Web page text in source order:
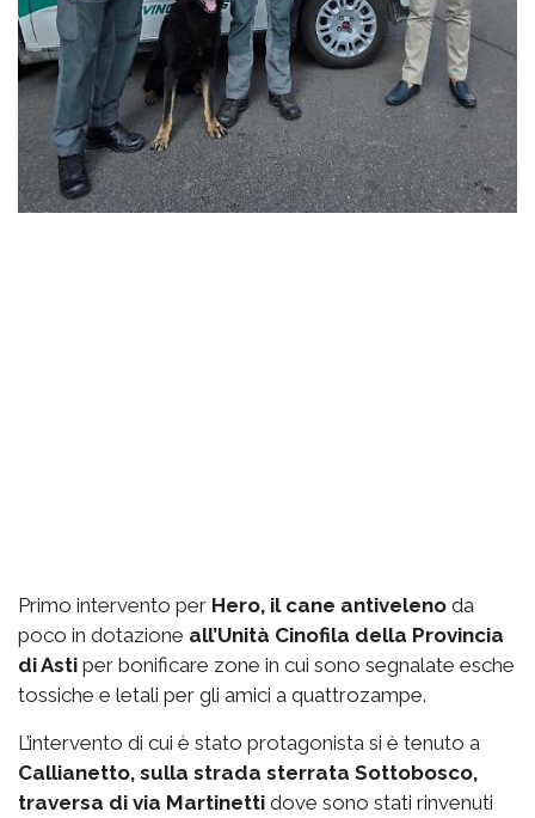
Primo intervento per Hero, il cane antiveleno da
poco in dotazione all’Unità Cinofila della Provincia
di Asti per bonificare zone in cui sono segnalate esche
tossiche e letali per gli amici a quattrozampe.
L’intervento di cui è stato protagonista si è tenuto a
Callianetto, sulla strada sterrata Sottobosco,
traversa di via Martinetti dove sono stati rinvenuti